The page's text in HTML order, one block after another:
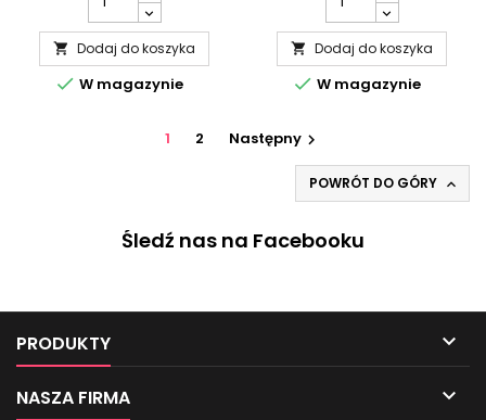
 Dodaj do koszyka
 W magazynie
 Dodaj do koszyka
 W magazynie
1 2 Następny 
POWRÓT DO GÓRY 
Śledź nas na Facebooku
PRODUKTY 
NASZA FIRMA 